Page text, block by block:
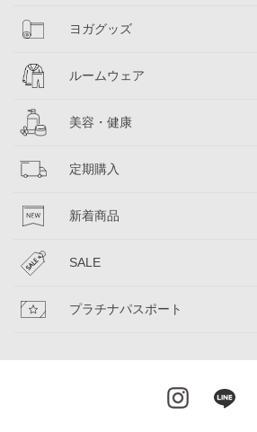
ヨガグッズ
ルームウェア
美容・健康
定期購入
新着商品
SALE
プラチナパスポート